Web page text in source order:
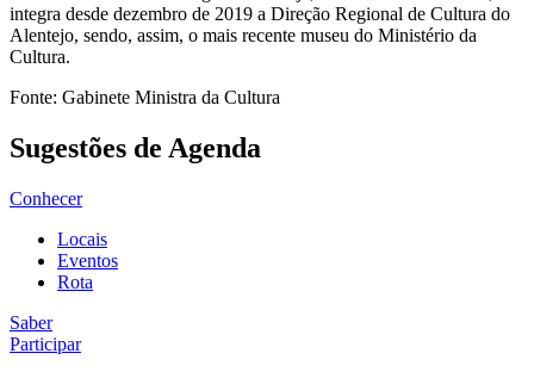
integra desde dezembro de 2019 a Direção Regional de Cultura do
Alentejo, sendo, assim, o mais recente museu do Ministério da
Cultura.
Fonte: Gabinete Ministra da Cultura
Sugestões de Agenda
Conhecer
Locais
Eventos
Rota
Saber
Participar